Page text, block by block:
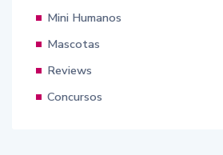
Mini Humanos
Mascotas
Reviews
Concursos